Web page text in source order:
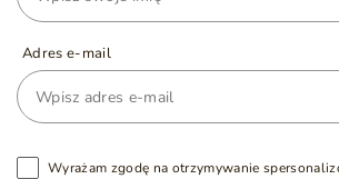
Adres e-mail
Wyrażam zgodę na otrzymywanie